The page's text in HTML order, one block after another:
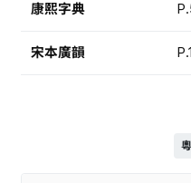
康熙字典
宋本廣韻